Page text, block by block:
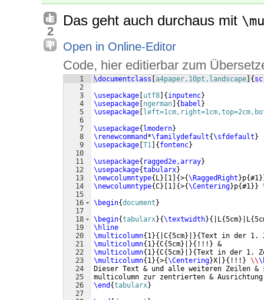
2
Das geht auch durchaus mit
Open in Online-Editor
Code, hier editierbar zum
1
2
3
4
5
6
7
8
9
10
11
12
13
14
15
16
17
18
19
20
21
22
23
24
25
26
27
\documentclass a4paper,10pt,landscape {
\usepackage utf8 { inputenc}
\usepackage ngerman { babel }
\usepackage
\usepackage{ lmodern}
\renewcommand *\familydefault{\sfdefault }
\usepackage T1 { fontenc}
\usepackage{ ragged2e,array}
\usepackage{tabularx}
\newcolumntype{ L} 1 {>{\RaggedRight }p{#1
\newcolumntype{C} 1 {>{\Centering}p{#1}}
\begin{document }
\begin{tabularx}{\textwidth}{ |L{5cm} |L{
\hline
\multicolumn{ 1}{ |C{5cm} }{Text in der 1.
\multicolumn{ 1}{C{5cm} }{ !!! } &
\multicolumn{ 1}{C{5cm} }{Text in der 1.
\multicolumn{ 1}{>{\Centering}X| }{ !!! } \\
Dieser Text & und alle weiteren Zeilen
multicolumn zur zentrierten &
\end {tabularx}